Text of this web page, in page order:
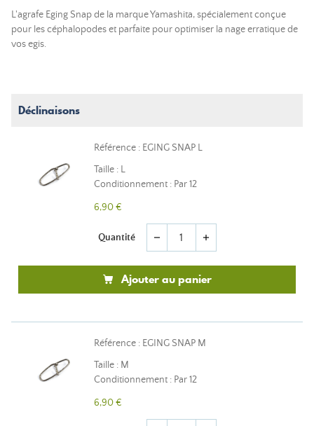
L'agrafe Eging Snap de la marque Yamashita, spécialement conçue
pour les céphalopodes et parfaite pour optimiser la nage erratique de
vos egis.
Déclinaisons
Référence : EGING SNAP L
Taille : L
Conditionnement : Par 12
6,90 €
Quantité remove add
Ajouter au panier
Référence : EGING SNAP M
Taille : M
Conditionnement : Par 12
6,90 €